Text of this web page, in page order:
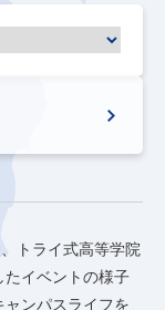
トライ式高等学院
たイベントの様子
ャンパスライフを